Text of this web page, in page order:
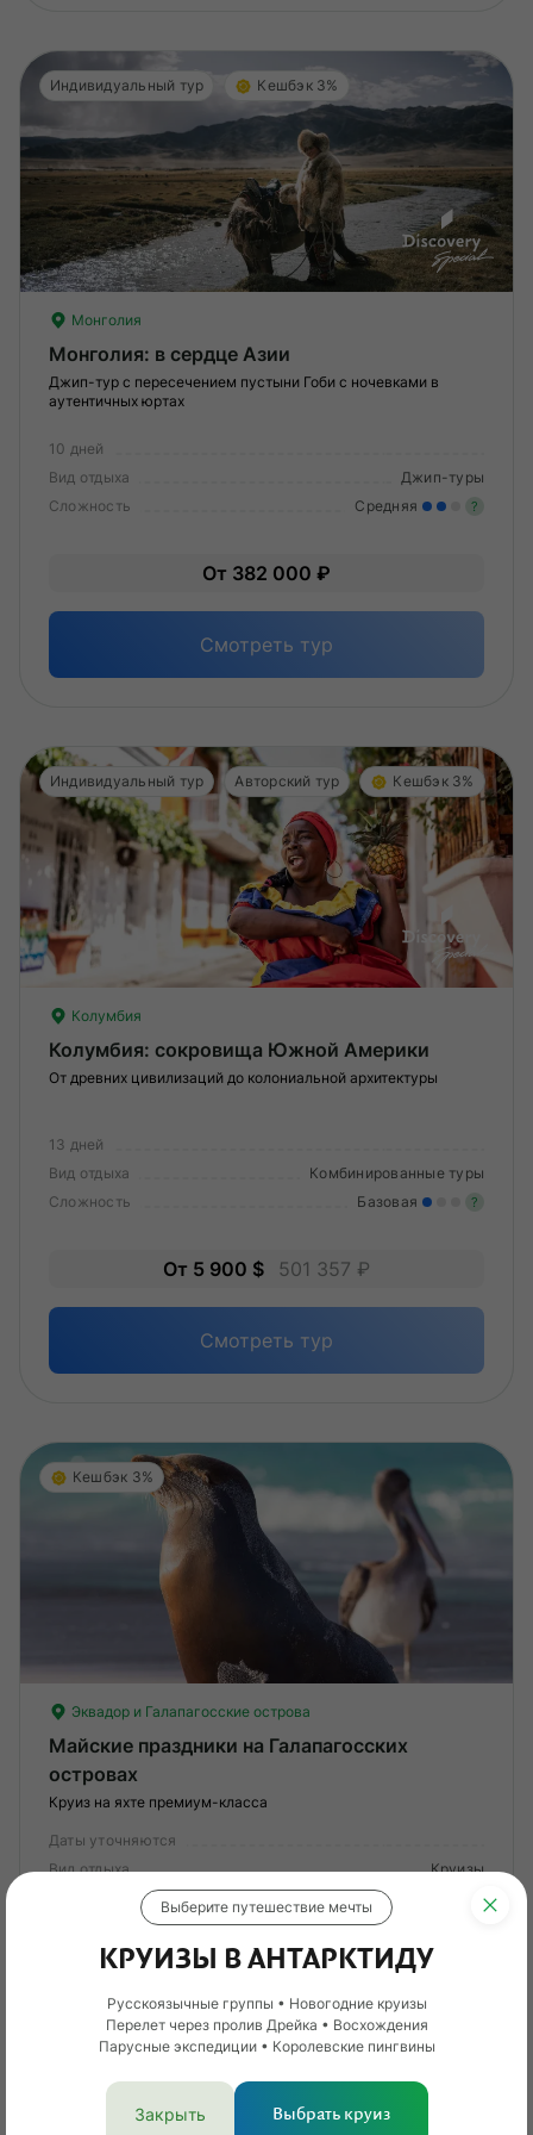
Индивидуальный тур Кешбэк 3%
Монголия
Монголия: в сердце Азии
Джип-тур с пересечением пустыни Гоби с ночевками в
аутентичных юртах
10 дней
Вид отдыха
Джип-туры
Сложность
Средняя ?
От 382 000 ₽
Смотреть тур
Индивидуальный тур Авторский тур Кешбэк 3%
Колумбия
Колумбия: сокровища Южной Америки
От древних цивилизаций до колониальной архитектуры
13 дней
Вид отдыха
Комбинированные туры
Сложность
Базовая ?
От 5 900 $ 501 357 ₽
Смотреть тур
Кешбэк 3%
Эквадор и Галапагосские острова
Майские праздники на Галапагосских
островах
Круиз на яхте премиум-класса
Даты уточняются
Вид отдыха
Круизы
Базовая
От 7 026 $ 597 040 ₽
Смотреть тур
Выберите путешествие мечты
КРУИЗЫ В АНТАРКТИДУ
Русскоязычные группы • Новогодние круизы
Перелет через пролив Дрейка • Восхождения
Парусные экспедиции • Королевские пингвины
Закрыть Выбрать круиз